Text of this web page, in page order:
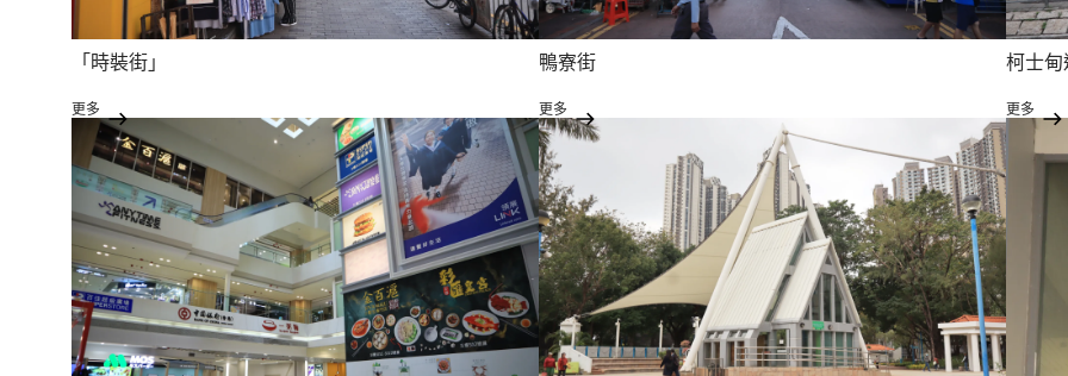
「時裝街」
更多
鴨寮街
更多
柯士
更多